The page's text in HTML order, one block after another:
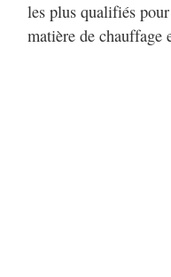
les plus qualifiés
matière de chauffage